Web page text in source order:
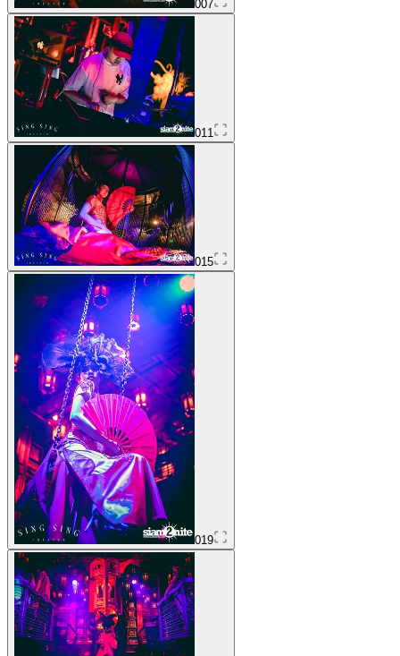
007
011
015
019